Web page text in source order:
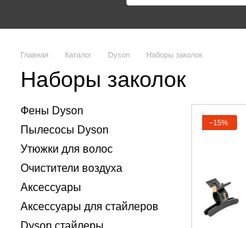
Главная Каталог Dyson Наборы заколок
Наборы заколок
−15%
Фены Dyson
Пылесосы Dyson
Утюжки для волос
Очистители воздуха
Аксессуары
Аксессуары для стайлеров
Dyson стайлеры